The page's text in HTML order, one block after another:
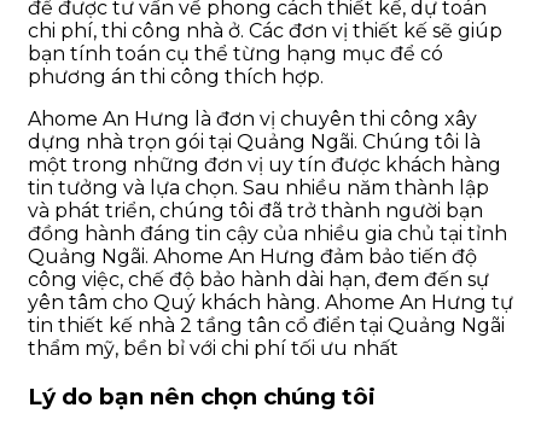
để được tư vấn về phong cách thiết kế, dự toán
chi phí, thi công nhà ở. Các đơn vị thiết kế sẽ giúp
bạn tính toán cụ thể từng hạng mục để có
phương án thi công thích hợp.
Ahome An Hưng là đơn vị chuyên thi công xây
dựng nhà trọn gói tại Quảng Ngãi. Chúng tôi là
một trong những đơn vị uy tín được khách hàng
tin tưởng và lựa chọn. Sau nhiều năm thành lập
và phát triển, chúng tôi đã trở thành người bạn
đồng hành đáng tin cậy của nhiều gia chủ tại tỉnh
Quảng Ngãi. Ahome An Hưng đảm bảo tiến độ
công việc, chế độ bảo hành dài hạn, đem đến sự
yên tâm cho Quý khách hàng. Ahome An Hưng tự
tin thiết kế nhà 2 tầng tân cổ điển tại Quảng Ngãi
thẩm mỹ, bền bỉ với chi phí tối ưu nhất
Lý do bạn nên chọn chúng tôi